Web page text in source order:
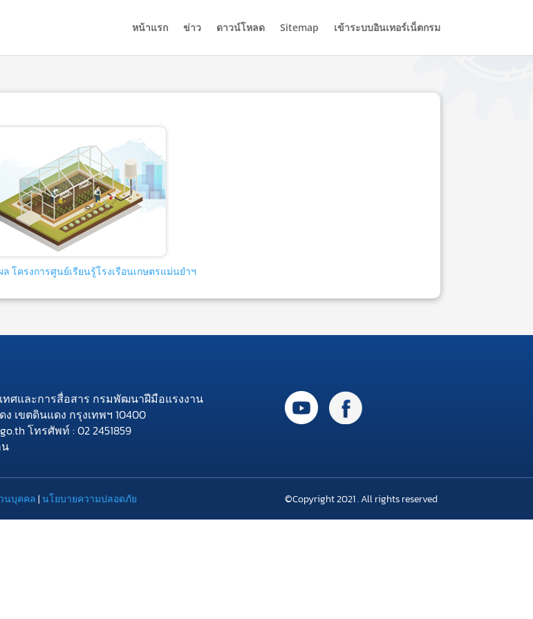
หน้าแรก ข่าว ดาวน์โหลด Sitemap เข้าระบบอินเทอร์เน็ตกรม
โครงการศูนย์เรียนรู้โรงเรือนเกษตรแม่นยำฯ
ทศและการสื่อสาร กรมพัฒนาฝีมือแรงงาน
เขตดินแดง กรุงเทพฯ 10400
โทรศัพท์ : 02 2451859
น
นบุคคล|นโยบายความปลอดภัย ©Copyright 2021 . All rights reserved